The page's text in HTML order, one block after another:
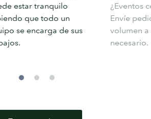
estar tranquilo
que todo un
se encarga de sus
¿Eventos
Envíe
volumen
necesario.